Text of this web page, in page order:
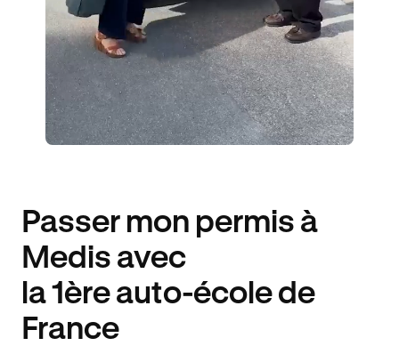
Passer mon permis à
Medis avec
la 1ère auto-école de
France